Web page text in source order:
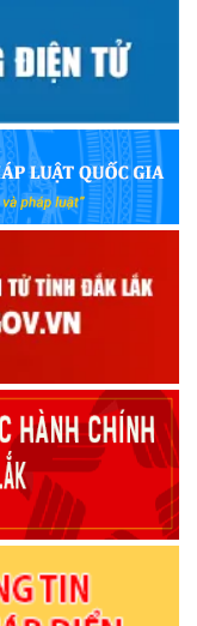
đủ điều kiện
trên môi trường
cấp, phân quyền
cấp